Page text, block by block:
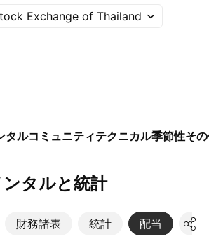
Exchange of Thailand
タルコミュニティテクニカル季節性その
タルと統計
財務諸表 統計 配当 決算